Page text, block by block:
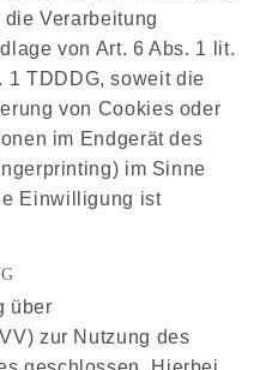
Verarbeitung
von Art. 6 Abs. 1 lit.
1 TDDDG, soweit die
von Cookies oder
im Endgerät des
im Sinne
Einwilligung ist
über
zur Nutzung des